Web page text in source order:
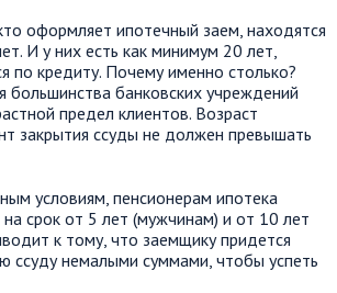
оформляет ипотечный заем, находятся
И у них есть как минимум 20 лет,
по кредиту. Почему именно столько?
большинства банковских учреждений
предел клиентов. Возраст
закрытия ссуды не должен превышать
условиям, пенсионерам ипотека
срок от 5 лет (мужчинам) и от 10 лет
к тому, что заемщику придется
ссуду немалыми суммами, чтобы успеть